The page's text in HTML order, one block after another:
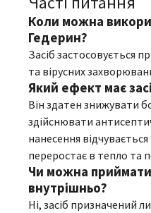
Коли можна
Гедерин?
Засіб застосовується
та вірусних
Який ефект має
Він здатен знижувати
здійснювати
нанесення
переростає в тепло та
Чи можна
внутрішньо?
Ні, засіб призначений